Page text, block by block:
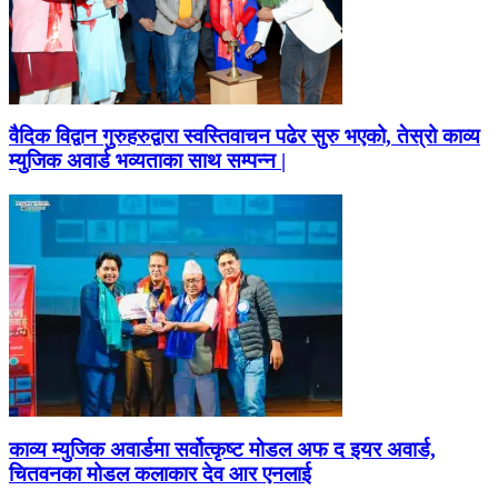
वैदिक विद्वान गुरुहरुद्वारा स्वस्तिवाचन पढेर सुरु भएको, तेस्रो काव्य
म्युजिक अवार्ड भव्यताका साथ सम्पन्न |
काव्य म्युजिक अवार्डमा सर्वोत्कृष्ट मोडल अफ द इयर अवार्ड,
चितवनका मोडल कलाकार देव आर एनलाई